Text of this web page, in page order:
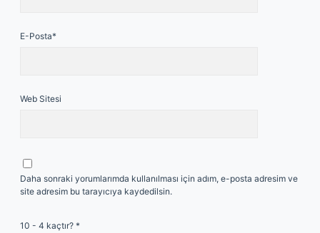
E-Posta*
Web Sitesi
Daha sonraki yorumlarımda kullanılması için adım, e-posta adresim ve
site adresim bu tarayıcıya kaydedilsin.
10 - 4 kaçtır? *